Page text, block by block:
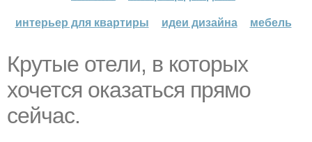
интерьер для квартиры
идеи дизайна мебель
Крутые отели, в которых
хочется оказаться прямо
сейчас.